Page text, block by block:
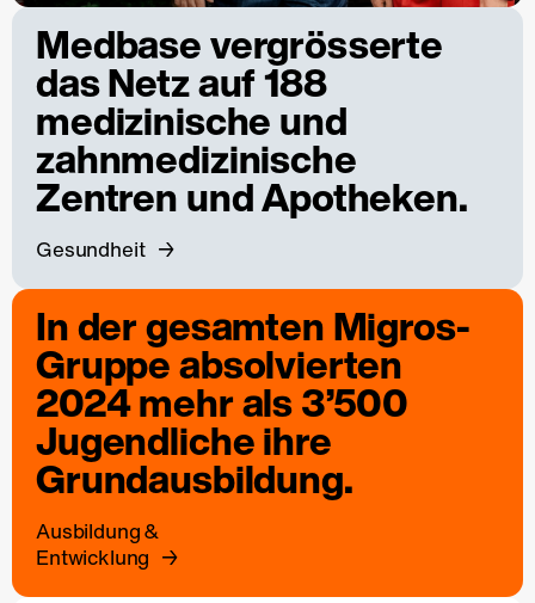
Medbase vergrösserte
das Netz auf 188
medizinische und
zahnmedizinische
Zentren und Apotheken.
Gesundheit
In der gesamten Migros-
Gruppe absolvierten
2024 mehr als 3’500
Jugendliche ihre
Grundausbildung.
Ausbildung &
Entwicklung